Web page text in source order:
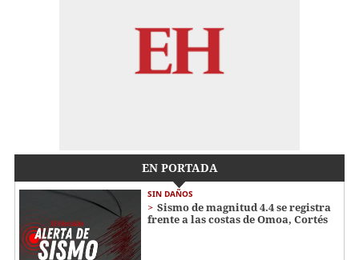
EN PORTADA
SIN DAÑOS
Sismo de magnitud 4.4 se registra
frente a las costas de Omoa, Cortés